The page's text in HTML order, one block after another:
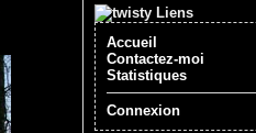
Liens
Accueil
Contactez-moi
Statistiques
Connexion